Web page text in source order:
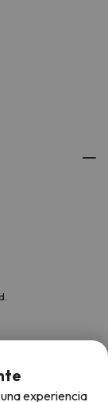
experiencia